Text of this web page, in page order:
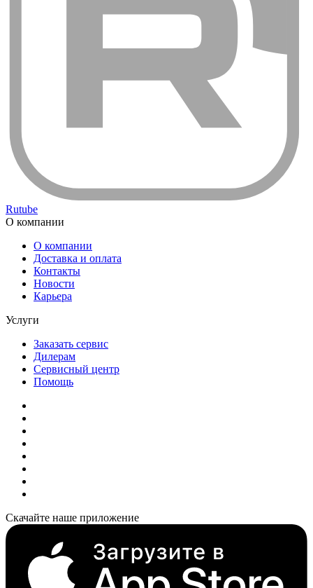
Rutube
О компании
О компании
Доставка и оплата
Контакты
Новости
Карьера
Услуги
Заказать сервис
Дилерам
Сервисный центр
Помощь
Скачайте наше приложение